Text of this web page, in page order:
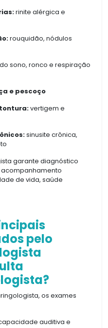
rinite alérgica e
rouquidão, nódulos
sono, ronco e respiração
e pescoço
vertigem e
sinusite crônica,
garante diagnóstico
de vida, saúde
pelo
os exames
auditiva e